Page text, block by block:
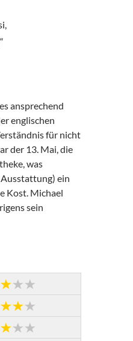
ansprechend
englischen
für nicht
der 13. Mai, die
was
ein
Kost. Michael
sein